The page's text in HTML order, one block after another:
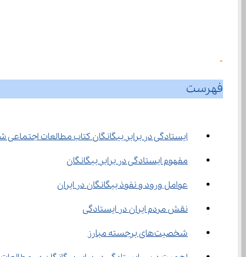
0
فهرست
ایستادگی در برابر بیگانگان کتاب مطالعات
مفهوم ایستادگی در برابر بیگانگان
عوامل ورود و نفوذ بیگانگان در ایران
نقش مردم ایران در ایستادگی
شخصیت‌های برجسته مبارز